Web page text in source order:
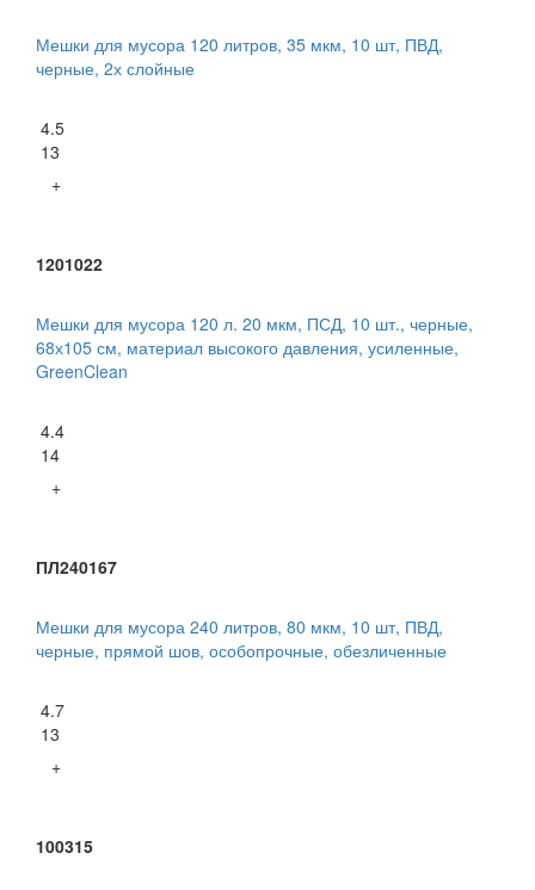
Мешки для мусора 120 литров, 35 мкм, 10 шт, ПВД,
черные, 2х слойные
4.5
13
+
1201022
Мешки для мусора 120 л. 20 мкм, ПСД, 10 шт., черные,
68х105 см, материал высокого давления, усиленные,
GreenClean
4.4
14
+
ПЛ240167
Мешки для мусора 240 литров, 80 мкм, 10 шт, ПВД,
черные, прямой шов, особопрочные, обезличенные
4.7
13
+
100315